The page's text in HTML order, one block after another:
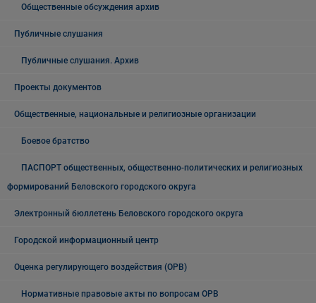
Общественные обсуждения архив
Публичные слушания
Публичные слушания. Архив
Проекты документов
Общественные, национальные и религиозные организации
Боевое братство
ПАСПОРТ общественных, общественно-политических и религиозных
формирований Беловского городского округа
Электронный бюллетень Беловского городского округа
Городской информационный центр
Оценка регулирующего воздействия (ОРВ)
Нормативные правовые акты по вопросам ОРВ